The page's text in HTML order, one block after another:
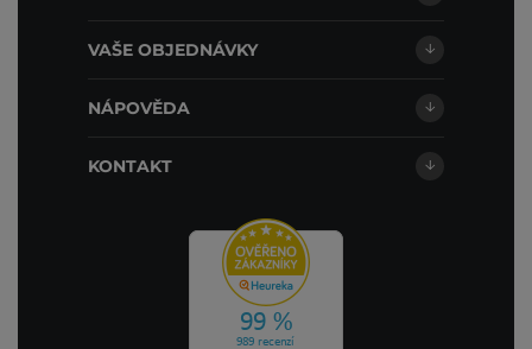
VAŠE OBJEDNÁVKY
NÁPOVĚDA
KONTAKT